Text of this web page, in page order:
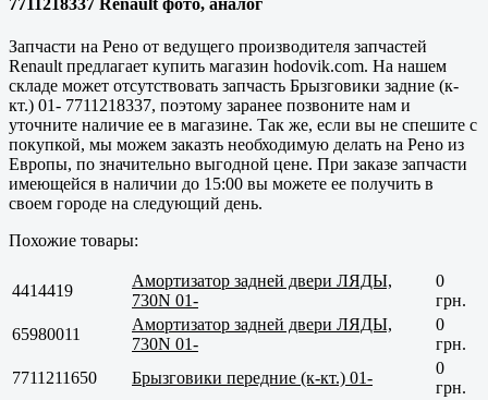
Запчасти на Рено от ведущего производителя запчастей
Renault предлагает купить магазин hodovik.com. На нашем
складе может отсутствовать запчасть Брызговики задние (к-
кт.) 01- 7711218337, поэтому заранее позвоните нам и
уточните наличие ее в магазине. Так же, если вы не спешите с
покупкой, мы можем заказть необходимую делать на Рено из
Европы, по значительно выгодной цене. При заказе запчасти
имеющейся в наличии до 15:00 вы можете ее получить в
своем городе на следующий день.
Похожие товары:
4414419
Амортизатор задней двери ЛЯДЫ,
730N 01-
0
грн.
65980011
Амортизатор задней двери ЛЯДЫ,
730N 01-
0
грн.
7711211650
Брызговики передние (к-кт.) 01-
0
грн.